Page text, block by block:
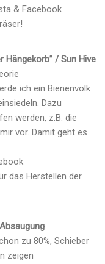
& Facebook
Hängekorb” / Sun Hive
ich ein Bienenvolk
Dazu
werden, z.B. die
vor. Damit geht es
das Herstellen der
zu 80%, Schieber
zeigen